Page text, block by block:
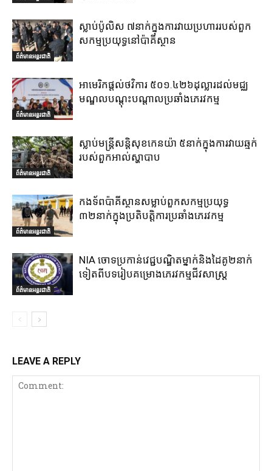
ព័ត៌មានអន្តរជាតិ
ស្លាប់ប៉ូលិស ៧នាក់ក្នុងការវាយប្រហាររបស់ពួក
សកម្មប្រយុទ្ធនៅប៉ាគីស្ថាន
ព័ត៌មានអន្តរជាតិ
អាមេរិកផ្តល់ថវិការ ៥០១.៤២៦ដុល្លារដល់មជ្ឈ
មណ្ឌលបណ្តុះបណ្តាលប្រឆាំងភេរវកម្ម
ព័ត៌មានអន្តរជាតិ
ស្លាប់មន្ត្រីសន្តិសុខកេនយ៉ា ៥នាក់ក្នុងការវាយឆ្មក់
របស់ពួកអាល់ស្ហាបាប
ព័ត៌មានអន្តរជាតិ
កងទ័ពប៉ាគីស្ថានសម្លាប់ពួកសកម្មប្រយុទ្ធ
៣២នាក់ក្នុងប្រតិបត្តិការប្រឆាំងភេរវកម្ម
ព័ត៌មានអន្តរជាតិ
NIA ចោទប្រកាន់វេជ្ជបណ្ឌិតម្នាក់និងដៃគូ២នាក់
ទៀតពីបទរៀបគម្រោងភេរវកម្មជីវសាស្ត្រ
LEAVE A REPLY